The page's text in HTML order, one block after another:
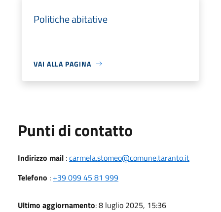
Politiche abitative
VAI ALLA PAGINA
Punti di contatto
Indirizzo mail :carmela.stomeo@comune.taranto.it
Telefono : +39 099 45 81 999
Ultimo aggiornamento: 8 luglio 2025, 15:36